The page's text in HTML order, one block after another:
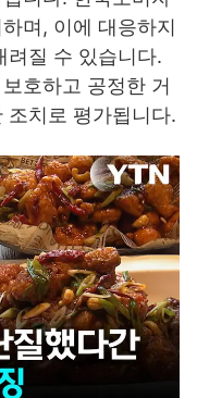
며, 이에 대응하지
려질 수 있습니다.
호하고 공정한 거
조치로 평가됩니다.